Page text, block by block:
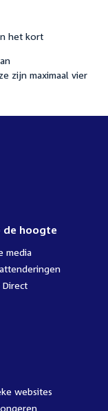
het kort
zijn maximaal vier
de hoogte
media
Direct
websites